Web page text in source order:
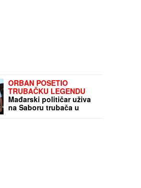
ORBAN POSETIO
TRUBAČKU LEGENDU
Mađarski političar uživa
na Saboru trubača u